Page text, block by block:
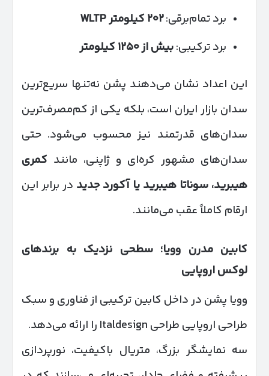
برد تمام‌برقی:۲۰۲ کیلومتر
برد ترکیبی:بیش از۱۲۵۰ کیلومتر
این اعداد نشان می‌دهند پشن نه‌تنها سریع‌ترین
سدان بازار ایران است، بلکه یکی از کم‌مصرف‌ترین
سدان‌های قدرتمند نیز محسوب می‌شود. حتی
سدان‌های مشهور کره‌ای و ژاپنی، مانند کمری
هیبرید، سوناتا هیبرید یا آکورد جدید در برابر این
ارقام کاملاً عقب می‌مانند.
کابین مدرن وویا؛ سطحی نزدیک به برندهای
لوکس اروپایی
وویا پشن در داخل کابین ترکیبی از فناوری و سبک
طراحی اروپایی طراحی Italdesign را ارائه می‌دهد.
سه‌ نمایشگر بزرگ، متریال باکیفیت، نورپردازی